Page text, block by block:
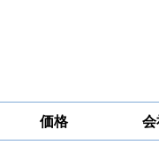
価格 会